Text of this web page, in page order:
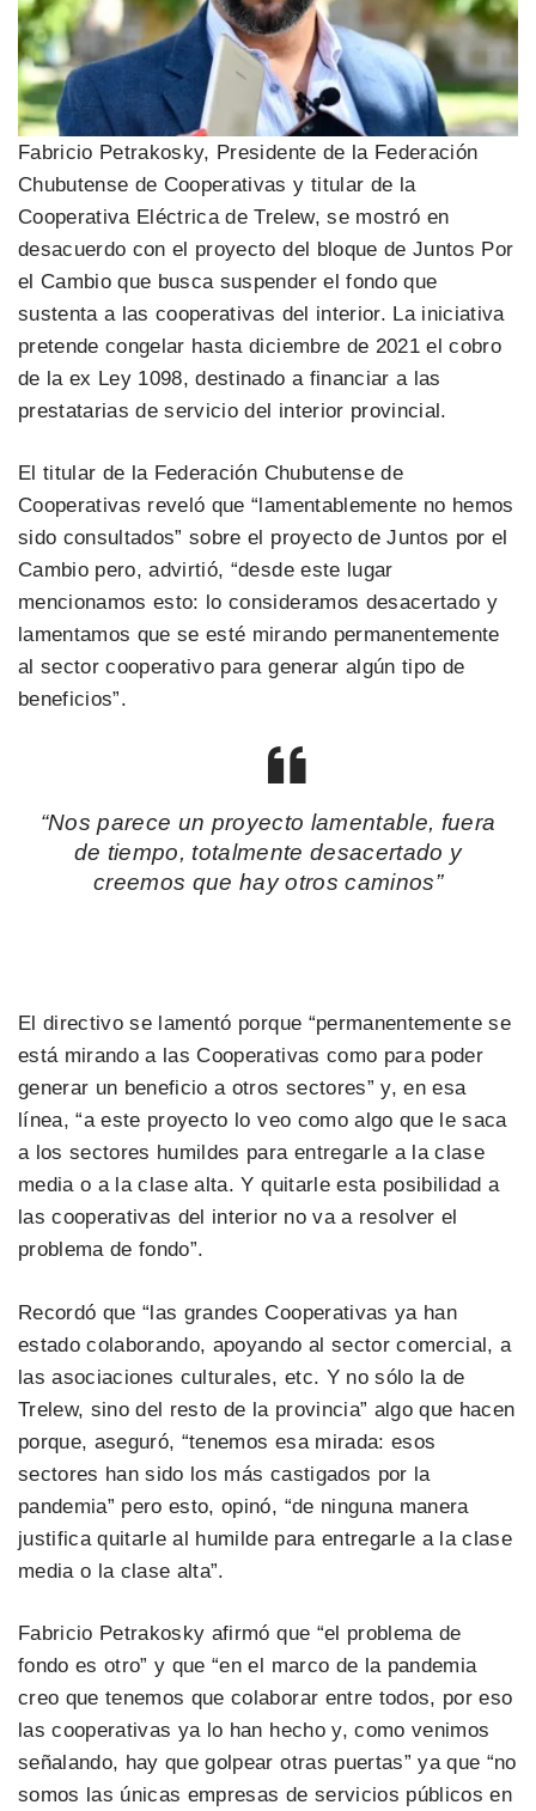
Fabricio Petrakosky, Presidente de la Federación
Chubutense de Cooperativas y titular de la
Cooperativa Eléctrica de Trelew, se mostró en
desacuerdo con el proyecto del bloque de Juntos Por
el Cambio que busca suspender el fondo que
sustenta a las cooperativas del interior. La iniciativa
pretende congelar hasta diciembre de 2021 el cobro
de la ex Ley 1098, destinado a financiar a las
prestatarias de servicio del interior provincial.
El titular de la Federación Chubutense de
Cooperativas reveló que “lamentablemente no hemos
sido consultados” sobre el proyecto de Juntos por el
Cambio pero, advirtió, “desde este lugar
mencionamos esto: lo consideramos desacertado y
lamentamos que se esté mirando permanentemente
al sector cooperativo para generar algún tipo de
beneficios”.
“Nos parece un proyecto lamentable, fuera
de tiempo, totalmente desacertado y
creemos que hay otros caminos”
El directivo se lamentó porque “permanentemente se
está mirando a las Cooperativas como para poder
generar un beneficio a otros sectores” y, en esa
línea, “a este proyecto lo veo como algo que le saca
a los sectores humildes para entregarle a la clase
media o a la clase alta. Y quitarle esta posibilidad a
las cooperativas del interior no va a resolver el
problema de fondo”.
Recordó que “las grandes Cooperativas ya han
estado colaborando, apoyando al sector comercial, a
las asociaciones culturales, etc. Y no sólo la de
Trelew, sino del resto de la provincia” algo que hacen
porque, aseguró, “tenemos esa mirada: esos
sectores han sido los más castigados por la
pandemia” pero esto, opinó, “de ninguna manera
justifica quitarle al humilde para entregarle a la clase
media o la clase alta”.
Fabricio Petrakosky afirmó que “el problema de
fondo es otro” y que “en el marco de la pandemia
creo que tenemos que colaborar entre todos, por eso
las cooperativas ya lo han hecho y, como venimos
señalando, hay que golpear otras puertas” ya que “no
somos las únicas empresas de servicios públicos en